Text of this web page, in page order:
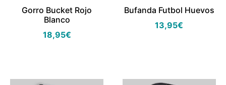
Gorro Bucket Rojo
Blanco
18,95€
Bufanda Futbol Huevos
13,95€